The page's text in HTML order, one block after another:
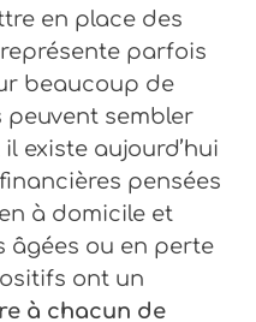
en place des
parfois
beaucoup de
peuvent sembler
existe aujourd’hui
pensées
à domicile et
âgées ou en perte
ont un
à chacun de